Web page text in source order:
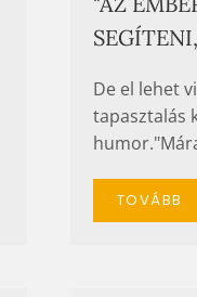
SEGÍTENI,
De el lehet
tapasztalás
TOVÁBB